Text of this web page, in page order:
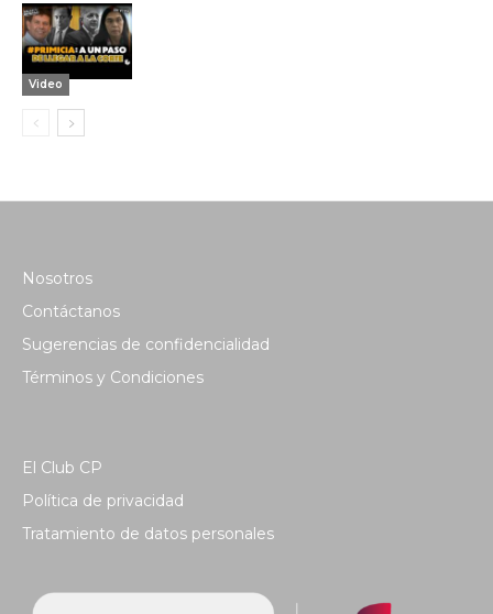
Video
Nosotros
Contáctanos
Sugerencias de confidencialidad
Términos y Condiciones
El Club CP
Política de privacidad
Tratamiento de datos personales